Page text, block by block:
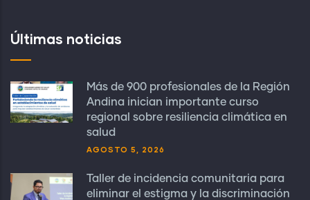
Últimas noticias
Más de 900 profesionales de la Región
Andina inician importante curso
regional sobre resiliencia climática en
salud
AGOSTO 5, 2026
Taller de incidencia comunitaria para
eliminar el estigma y la discriminación